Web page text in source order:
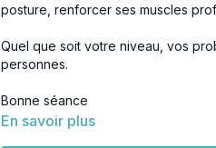
posture, renforcer ses muscles
Quel que soit votre niveau, vos
personnes.
Bonne séance
En savoir plus